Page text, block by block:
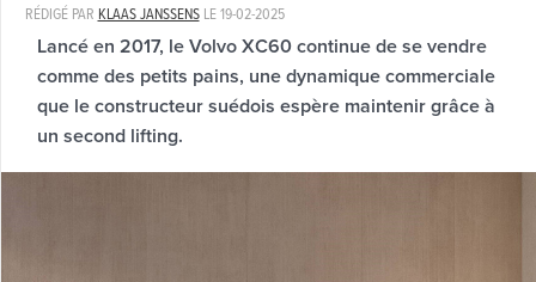
RÉDIGÉ PAR KLAAS JANSSENSLE19-02-2025
Lancé en 2017, le Volvo XC60 continue de se vendre
comme des petits pains, une dynamique commerciale
que le constructeur suédois espère maintenir grâce à
un second lifting.